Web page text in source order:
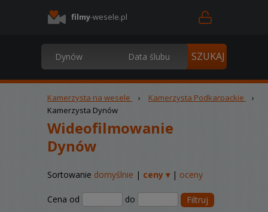
filmy-wesele.pl
Kamerzysta na wesele › Kamerzysta Podkarpackie
›
Kamerzysta Dynów
Wideofilmowanie
Dynów
Sortowanie domyślnie | ceny ▾| oceny
Cena od do Filtruj